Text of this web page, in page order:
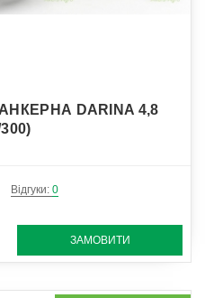
DARINA 4,8
Відгуки: 0
ЗАМОВИТИ